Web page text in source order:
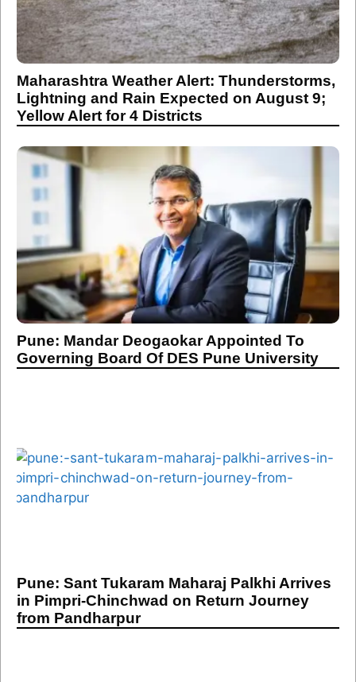
Maharashtra Weather Alert: Thunderstorms,
Lightning and Rain Expected on August 9;
Yellow Alert for 4 Districts
Pune: Mandar Deogaokar Appointed To
Governing Board Of DES Pune University
Pune: Sant Tukaram Maharaj Palkhi Arrives
in Pimpri-Chinchwad on Return Journey
from Pandharpur